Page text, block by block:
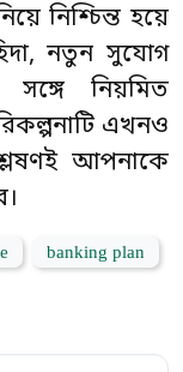
নিশ্চিন্ত হয়ে
নতুন সুযোগ
সঙ্গে নিয়মিত
এখনও
আপনাকে
banking plan